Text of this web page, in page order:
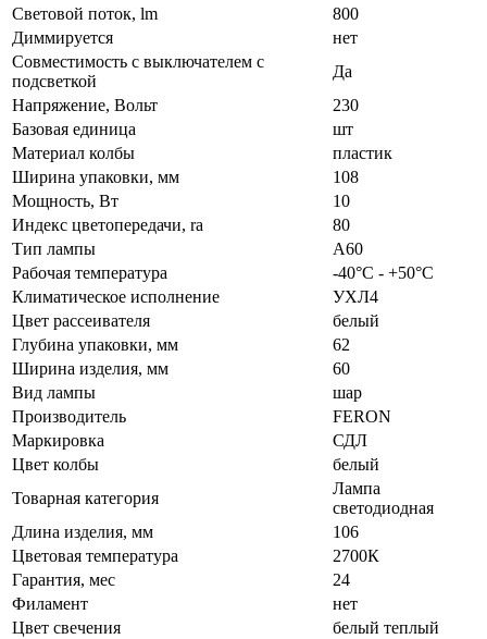
Световой поток, lm
800
Диммируется
нет
Совместимость с выключателем с
подсветкой
Да
Напряжение, Вольт
230
Базовая единица
шт
Материал колбы
пластик
Ширина упаковки, мм
108
Мощность, Вт
10
Индекс цветопередачи, ra
80
Тип лампы
A60
Рабочая температура
-40°C - +50°C
Климатическое исполнение
УХЛ4
Цвет рассеивателя
белый
Глубина упаковки, мм
62
Ширина изделия, мм
60
Вид лампы
шар
Производитель
FERON
Маркировка
СДЛ
Цвет колбы
белый
Товарная категория
Лампа
светодиодная
Длина изделия, мм
106
Цветовая температура
2700К
Гарантия, мес
24
Филамент
нет
Цвет свечения
белый теплый